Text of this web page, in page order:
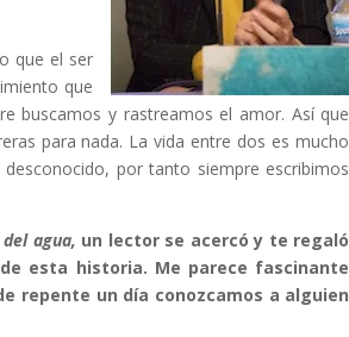
que el ser
que
buscamos y rastreamos el amor. Así que
para nada. La vida entre dos es mucho
por tanto siempre escribimos
agua, un lector se acercó y te regaló
esta historia. Me parece fascinante
repente un día conozcamos a alguien